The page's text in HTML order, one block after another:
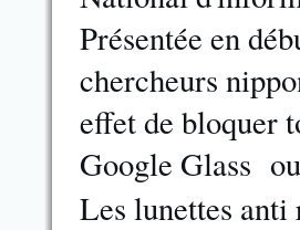
Présentée en
chercheurs
effet de bloquer
Google Glass
Les lunettes